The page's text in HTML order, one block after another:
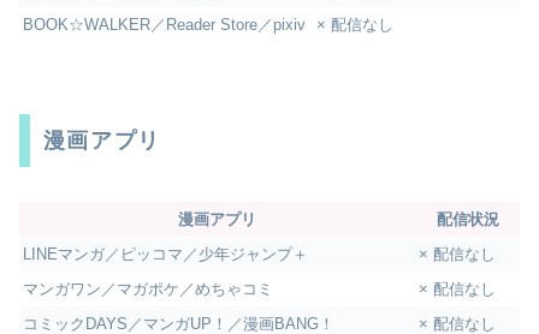
BOOK☆WALKER／Reader Store／pixiv
× 配信なし
漫画アプリ
漫画アプリ
配信状況
LINEマンガ／ピッコマ／少年ジャンプ＋
× 配信なし
マンガワン／マガポケ／めちゃコミ
× 配信なし
コミックDAYS／マンガUP！／漫画BANG！
× 配信なし